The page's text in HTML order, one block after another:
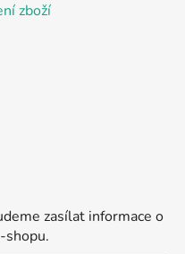
zboží
zasílat informace o
shopu.